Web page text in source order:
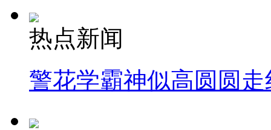
热点新闻
警花学霸神似高圆圆走